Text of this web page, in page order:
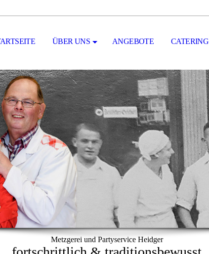
ÜBER UNS ANGEBOTE CATERING
Metzgerei und Partyservice Heidger